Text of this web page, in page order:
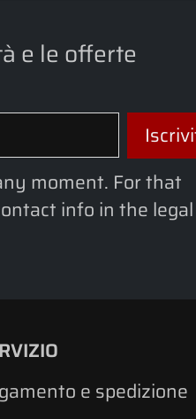
e le offerte
moment. For that
info in the legal
e spedizione